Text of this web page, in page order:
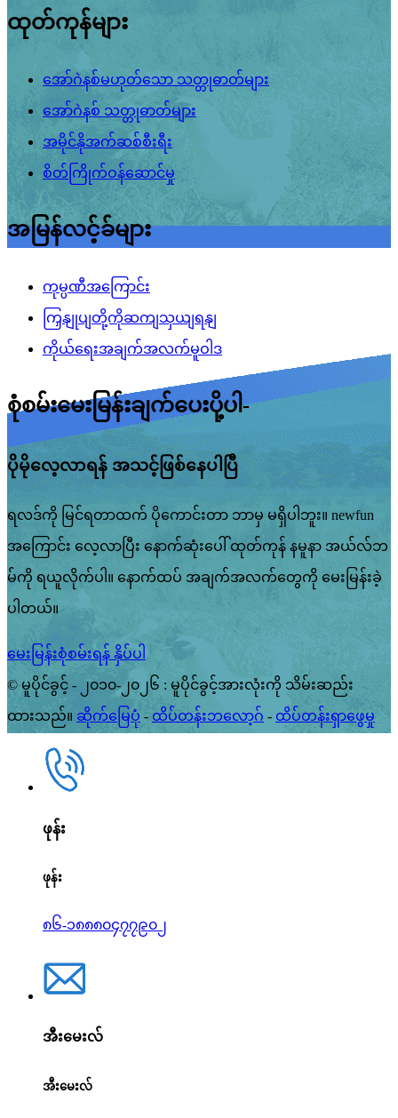
ထုတ်ကုန်များ
အော်ဂဲနစ်မဟုတ်သော သတ္တုဓာတ်များ
အော်ဂဲနစ် သတ္တုဓာတ်များ
အမိုင်နိုအက်ဆစ်စီးရီး
စိတ်ကြိုက်ဝန်ဆောင်မှု
အမြန်လင့်ခ်များ
ကုမ္ပဏီအကြောင်း
ကြှနျုပျတို့ကိုဆကျသှယျရနျ
ကိုယ်ရေးအချက်အလက်မူဝါဒ
စုံစမ်းမေးမြန်းချက်ပေးပို့ပါ-
ပိုမိုလေ့လာရန် အသင့်ဖြစ်နေပါပြီ
ရလဒ်ကို မြင်ရတာထက် ပိုကောင်းတာ ဘာမှ မရှိပါဘူး။ newfun
အကြောင်း လေ့လာပြီး နောက်ဆုံးပေါ် ထုတ်ကုန် နမူနာ အယ်လ်ဘ
မ်ကို ရယူလိုက်ပါ။ နောက်ထပ် အချက်အလက်တွေကို မေးမြန်းခဲ့
ပါတယ်။
မေးမြန်းစုံစမ်းရန် နှိပ်ပါ
© မူပိုင်ခွင့် - ၂၀၁၀-၂၀၂၆ : မူပိုင်ခွင့်အားလုံးကို သိမ်းဆည်း
ထားသည်။ ဆိုက်မြေပုံ - ထိပ်တန်းဘလော့ဂ် - ထိပ်တန်းရှာဖွေမှု
ဖုန်း
ဖုန်း
၈၆-၁၈၈၈၀၄၇၇၉၀၂
အီးမေးလ်
အီးမေးလ်